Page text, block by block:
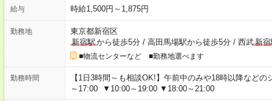
給与 時給1,500円～1,875円
勤務地
東京都新宿区
新宿駅から徒歩5分/ 高田馬場駅から徒歩5分/ 西武新宿
■物流センターなど ■勤務地選べます
勤務時間
【1日3時間～も相談OK!】午前中のみや18時以降など
～17:00 ▼10:00～19:00 ▼18:00～21:00